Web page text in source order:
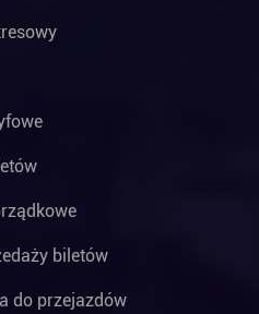
biletów
do przejazdów